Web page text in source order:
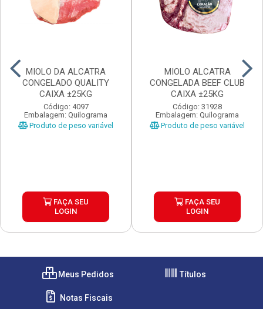
MIOLO DA ALCATRA
CONGELADO QUALITY
CAIXA ±25KG
Código: 4097
Embalagem: Quilograma
Produto de peso variável
FAÇA SEU
LOGIN
MIOLO ALCATRA
CONGELADA BEEF CLUB
CAIXA ±25KG
Código: 31928
Embalagem: Quilograma
Produto de peso variável
FAÇA SEU
LOGIN
Meus Pedidos Títulos
Notas Fiscais